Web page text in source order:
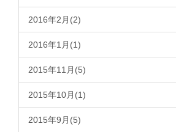
2016年2月(2)
2016年1月(1)
2015年11月(5)
2015年10月(1)
2015年9月(5)